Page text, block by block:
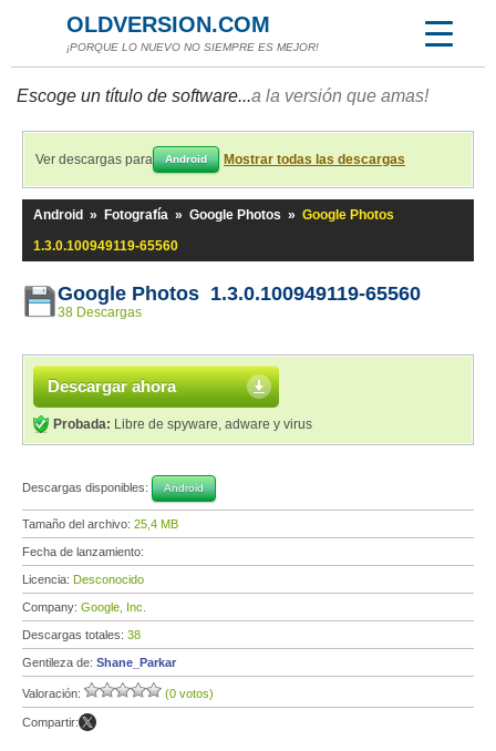
OLDVERSION.COM
¡PORQUE LO NUEVO NO SIEMPRE ES MEJOR!
Escoge un título de software...a la versión que amas!
Ver descargas para Android Mostrar todas las descargas
Android » Fotografía » Google Photos » Google Photos
1.3.0.100949119-65560
Google Photos 1.3.0.100949119-65560
38 Descargas
Descargar ahora
Probada: Libre de spyware, adware y virus
Descargas disponibles: Android
Tamaño del archivo: 25,4 MB
Fecha de lanzamiento:
Licencia: Desconocido
Company: Google, Inc.
Descargas totales: 38
Gentileza de: Shane_Parkar
Valoración: (0 votos)
Compartir: